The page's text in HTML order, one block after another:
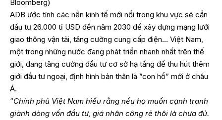
Bloomberg)
ADB ước tính các nền kinh tế mới nổi trong khu vực sẽ cần
đầu tư 26.000 tỉ USD đến năm 2030 để xây dựng mạng lưới
giao thông vận tải, tăng cường cung cấp điện… Việt Nam,
một trong những nước đang phát triển nhanh nhất trên thế
giới, đang tăng cường đầu tư cơ sở hạ tầng để thu hút thêm
giới đầu tư ngoại, định hình bản thân là ”con hổ” mới ở châu
Á.
“Chính phủ Việt Nam hiểu rằng nếu họ muốn cạnh tranh
giành dòng vốn đầu tư, giá nhân công rẻ thôi là chưa đủ.